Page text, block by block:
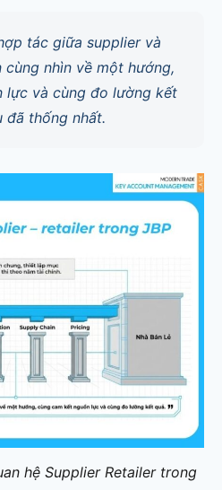
tác giữa supplier và
cùng nhìn về một hướng,
lực và cùng đo lường kết
đã thống nhất.
hệ Supplier Retailer trong